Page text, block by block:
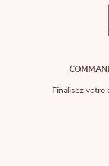
Finalisez votre